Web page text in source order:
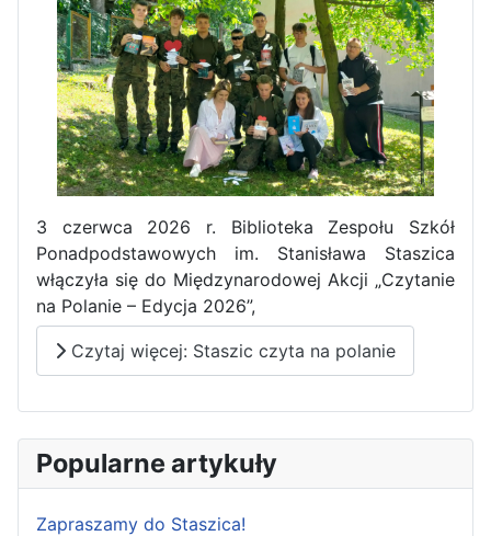
3 czerwca 2026 r. Biblioteka Zespołu Szkół
Ponadpodstawowych im. Stanisława Staszica
włączyła się do Międzynarodowej Akcji „Czytanie
na Polanie – Edycja 2026”,
Czytaj więcej: Staszic czyta na polanie
Popularne artykuły
Zapraszamy do Staszica!